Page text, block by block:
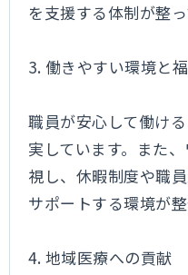
を支援する体制が整っ
3. 働きやすい環境と
職員が安心して働け
実しています。また
視し、休暇制度や職
サポートする環境が整
4. 地域医療への貢献